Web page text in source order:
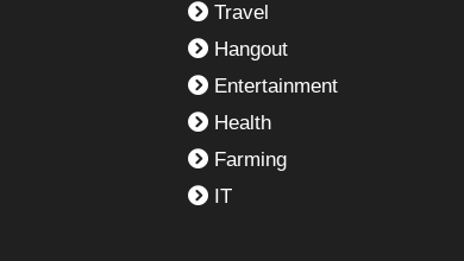
Travel
Hangout
Entertainment
Health
Farming
IT